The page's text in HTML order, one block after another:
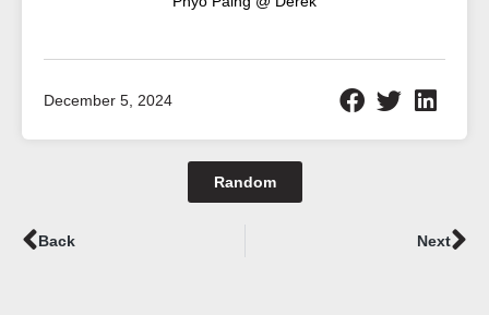
December 5, 2024
Random
Prev
Back Next